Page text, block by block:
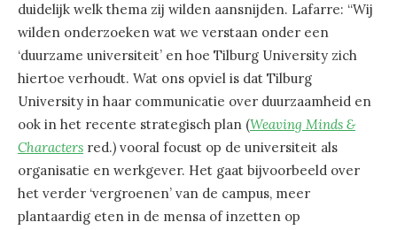
duidelijk welk thema zij wilden aansnijden. Lafarre: “Wij
wilden onderzoeken wat we verstaan onder een
‘duurzame universiteit’ en hoe Tilburg University zich
hiertoe verhoudt. Wat ons opviel is dat Tilburg
University in haar communicatie over duurzaamheid en
ook in het recente strategisch plan (Weaving Minds &
Characters red.) vooral focust op de universiteit als
organisatie en werkgever. Het gaat bijvoorbeeld over
het verder ‘vergroenen’ van de campus, meer
plantaardig eten in de mensa of inzetten op